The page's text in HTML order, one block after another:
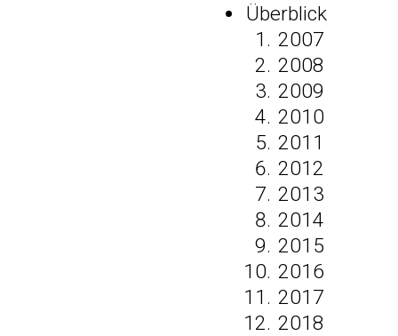
Überblick
2007
2008
2009
2010
2011
2012
2013
2014
2015
2016
2017
2018